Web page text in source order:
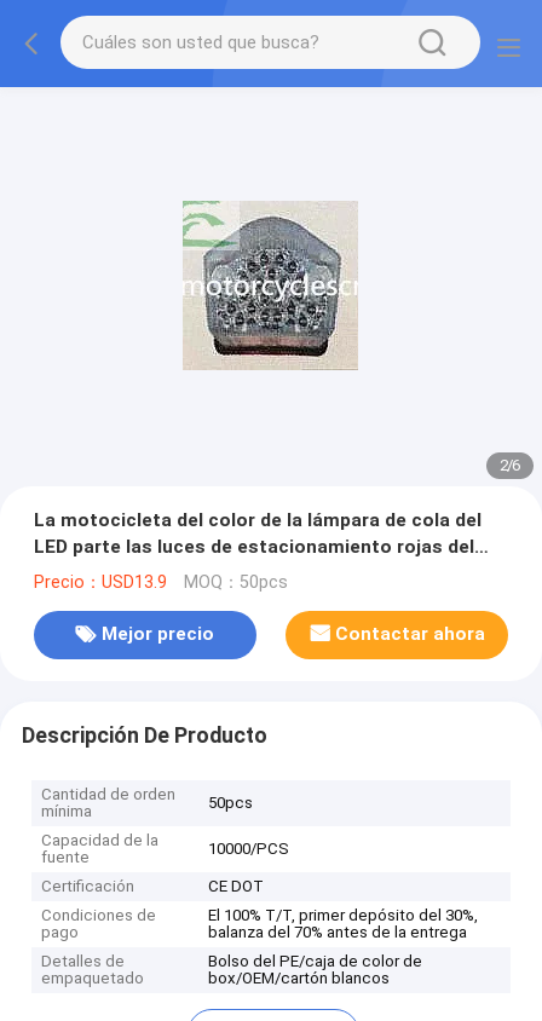
2/6
La motocicleta del color de la lámpara de cola del
LED parte las luces de estacionamiento rojas del
ABS KAWASAKI ER-6N
Precio：USD13.9 MOQ：50pcs
Mejor precio Contactar ahora
Descripción De Producto
Cantidad de orden
mínima
50pcs
Capacidad de la
fuente
10000/PCS
Certificación
CE DOT
Condiciones de
pago
El 100% T/T, primer depósito del 30%,
balanza del 70% antes de la entrega
Detalles de
empaquetado
Bolso del PE/caja de color de
box/OEM/cartón blancos